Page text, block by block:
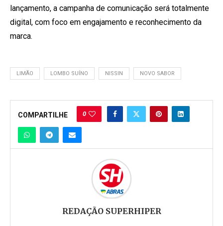
lançamento, a campanha de comunicação será totalmente
digital, com foco em engajamento e reconhecimento da
marca.
LIMÃO LOMBO SUÍNO NISSIN NOVO SABOR
COMPARTILHE 0
REDAÇÃO SUPERHIPER